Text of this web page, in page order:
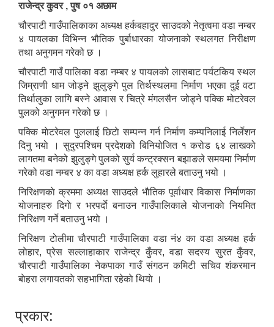
राजेन्द्र कुवर , पुष ०१ अछाम
चौरपाटी गाउँपालिकाका अध्यक्ष हर्कबहादुर साउदको नेतृत्वमा वडा नम्बर
४ पायलका विभिन्न भौतिक पुर्बाधारका योजनाको स्थलगत निरीक्षण
तथा अनुगमन गरेको छ ।
चौरपाटी गाउँ पालिका वडा नम्बर ४ पायलको लासबाट पर्यटकिय स्थल
जिम्राणी धाम जोड्ने झुलुङ्गे पुल तिर्थस्थलमा निर्माण भएका दुई वटा
तिर्थालुका लागि बस्ने आवास र चित्रे मंगलसैन जोड्ने पक्कि मोटरेवल
पुलको अनुगमन गरेको छ ।
पक्कि माेटरेवल पुललाई छिटाे सम्पन्न गर्न निर्माण कम्पनिलाई निर्लेशन
दिनु भयाे । सुदुरपश्चिम प्रदेशको बिनियोजित १ करोड ६४ लाखको
लागतमा बनेको झुलुङ्गे पुलको सुर्य कन्ट्रक्सन बझाङले समयमा निर्माण
गरेको वडा नम्बर ४ का वडा अध्यक्ष हर्क लुहारले बताउनु भयो ।
निरिक्षणकाे क्रममा अध्यक्ष साउदले भाैतिक पूर्वाधार विकास निर्माणका
याेजनाहरु दिगाे र भरपर्दाे बनाउन गाउँपालिकाले याेजनाकाे नियमित
निरिक्षण गर्ने बताउनु भयाे ।
निरिक्षण टाेलीमा चाैरपाटी गाउँपालिका वडा नं४ का वडा अध्यक्ष हर्क
लाेहार, प्रेस सल्लाहाकार राजेन्द्र कुँवर, वडा सदस्य सुरत कुँवर,
चाैरपाटी गाउँपालिका नेकपाका गाउँ संगठन कमिटी सचिव शंकरमान
बाेहरा लगायतकाे सहभागिता रहेकाे थियाे ।
प्रकार: